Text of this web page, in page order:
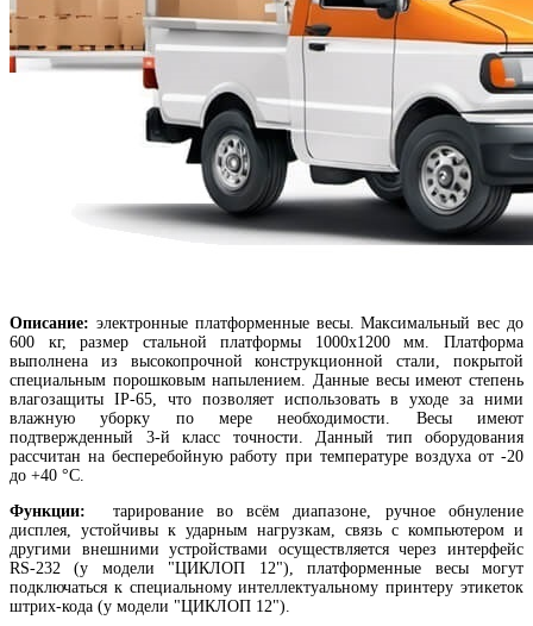
Описание: электронные платформенные весы. Максимальный вес до
600 кг, размер стальной платформы 1000х1200 мм. Платформа
выполнена из высокопрочной конструкционной стали, покрытой
специальным порошковым напылением. Данные весы имеют степень
влагозащиты IP-65, что позволяет использовать в уходе за ними
влажную уборку по мере необходимости. Весы имеют
подтвержденный 3-й класс точности. Данный тип оборудования
рассчитан на бесперебойную работу при температуре воздуха от -20
до +40 °С.
Функции:
тарирование во всём диапазоне, ручное обнуление
дисплея, устойчивы к ударным нагрузкам, связь с компьютером и
другими внешними устройствами осуществляется через интерфейс
RS-232 (у модели "ЦИКЛОП 12"), платформенные весы могут
подключаться к специальному интеллектуальному принтеру этикеток
штрих-кода (у модели "ЦИКЛОП 12").